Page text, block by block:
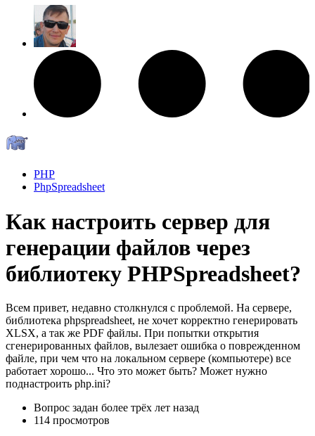
PHP
PhpSpreadsheet
Как настроить сервер для
генерации файлов через
библиотеку PHPSpreadsheet?
Всем привет, недавно столкнулся с проблемой. На сервере,
библиотека phpspreadsheet, не хочет корректно генерировать
XLSX, а так же PDF файлы. При попытки открытия
сгенерированных файлов, вылезает ошибка о поврежденном
файле, при чем что на локальном сервере (компьютере) все
работает хорошо... Что это может быть? Может нужно
поднастроить php.ini?
Вопрос задан более трёх лет назад
114 просмотров